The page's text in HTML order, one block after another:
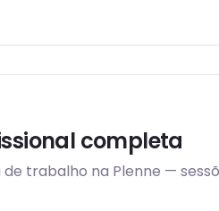
completa
trabalho na Plenne —